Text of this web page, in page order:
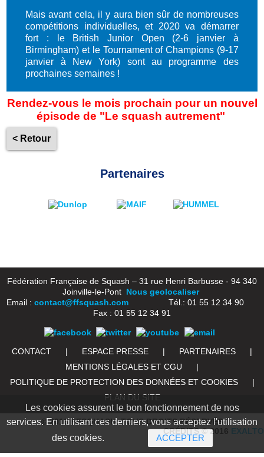
Mais avant cela, il y aura bien sûr de nombreuses
compétitions individuelles, et 2020 va démarrer
fort : le British Junior Open (2-6 janvier à
Birmingham) et le Tournament of Champions (9-17
janvier à New York) sont au programme des
prochaines semaines !
Rendez-vous le mois prochain pour un nouvel
épisode de "Le squash autrement"
< Retour
Partenaires
Fédération Française de Squash – 31 rue Henri Barbusse - 94 340
Joinville-le-Pont Nous geolocaliser
Email : contact@ffsquash.comTél.: 01 55 12 34 90
Fax : 01 55 12 34 91
CONTACT | ESPACE PRESSE | PARTENAIRES
|
MENTIONS LÉGALES ET CGU
|
POLITIQUE DE PROTECTION DES DONNÉES ET COOKIES
|
PLAN DU SITE
© 2016 FFSQUASH. TOUS DROITS RÉSERVÉS
CRÉDITS © 2016 EXALTO
Les cookies assurent le bon fonctionnement de nos
services. En utilisant ces derniers, vous acceptez l'utilisation
des cookies.
ACCEPTER